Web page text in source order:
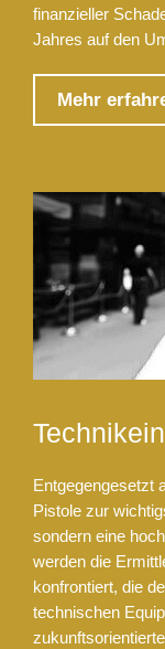
finanzieller
Jahres auf den
Mehr
Entgegengesetzt
Pistole zur
sondern eine
werden die
konfrontiert, die
technischen